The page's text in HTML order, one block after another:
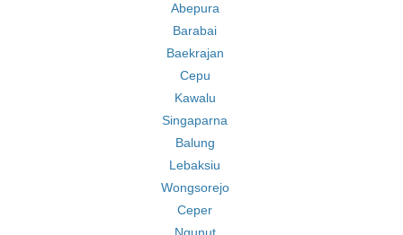
Abepura
Barabai
Baekrajan
Cepu
Kawalu
Singaparna
Balung
Lebaksiu
Wongsorejo
Ceper